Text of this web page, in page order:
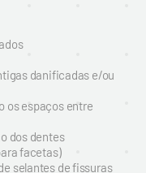
danificadas e/ou
os espaços entre
dos dentes
facetas)
selantes de fissuras